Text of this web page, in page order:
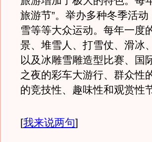
旅游节”。举办多种冬季活
雪等等大众运动。每年一度
景、堆雪人、打雪仗、滑冰
以及冰雕雪雕造型比赛、国
之夜的彩车大游行、群众性
的竞技性、趣味性和观赏性
[我来说两句]